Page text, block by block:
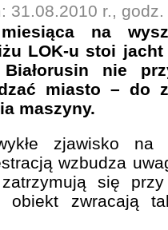
31.08.2010 r.,
na
LOK-u stoi
nie
miasto – do
maszyny.
zjawisko na
wzbudza
się
obiekt zwracają